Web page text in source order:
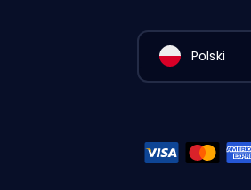
Polski